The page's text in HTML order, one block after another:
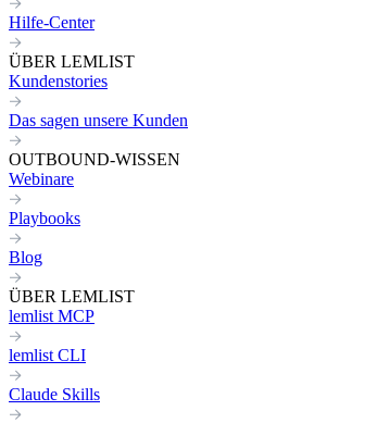
Hilfe-Center
ÜBER LEMLIST
Kundenstories
Das sagen unsere Kunden
OUTBOUND-WISSEN
Webinare
Playbooks
Blog
ÜBER LEMLIST
lemlist MCP
lemlist CLI
Claude Skills